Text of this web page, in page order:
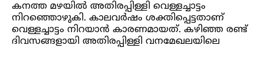
കനത്ത മഴയില്‍ അതിരപ്പിള്ളി വെള്ളച്ചാട്ടം
നിറഞ്ഞൊഴുകി. കാലവര്‍ഷം ശക്തിപ്പെട്ടതാണ്
വെള്ളച്ചാട്ടം നിറയാന്‍ കാരണമായത്. കഴിഞ്ഞ രണ്ട്
ദിവസങ്ങളായി അതിരപ്പിള്ളി വനമേഖലയിലെ